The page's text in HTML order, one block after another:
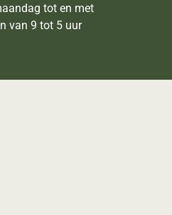
tot en met
van 9 tot 5 uur